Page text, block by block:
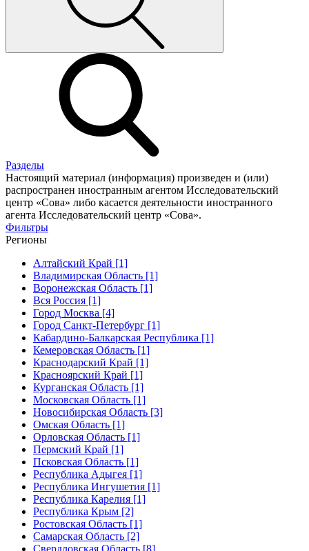
Разделы
Настоящий материал (информация) произведен и (или)
распространен иностранным агентом Исследовательский
центр «Сова» либо касается деятельности иностранного
агента Исследовательский центр «Сова».
Фильтры
Регионы
Алтайский Край [1]
Владимирская Область [1]
Воронежская Область [1]
Вся Россия [1]
Город Москва [4]
Город Санкт-Петербург [1]
Кабардино-Балкарская Республика [1]
Кемеровская Область [1]
Краснодарский Край [1]
Красноярский Край [1]
Курганская Область [1]
Московская Область [1]
Новосибирская Область [3]
Омская Область [1]
Орловская Область [1]
Пермский Край [1]
Псковская Область [1]
Республика Адыгея [1]
Республика Ингушетия [1]
Республика Карелия [1]
Республика Крым [2]
Ростовская Область [1]
Самарская Область [2]
Свердловская Область [8]